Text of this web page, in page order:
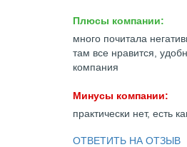
Плюсы компании:
много почитала
там все нравится,
компания
Минусы компании:
практически нет, есть
ОТВЕТИТЬ НА ОТЗЫВ